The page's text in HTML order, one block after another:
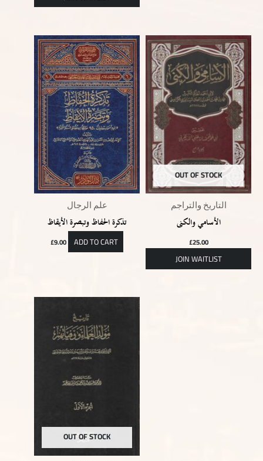
علم الرجال
تذكرة الحفاظ وتبصرة الأيقاظ
£9.00 ADD TO CART
OUT OF STOCK
التاريخ والتراجم
الأسامي والكنى
£25.00
OUT OF STOCK